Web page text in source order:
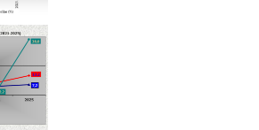
դասակարգել աստղային